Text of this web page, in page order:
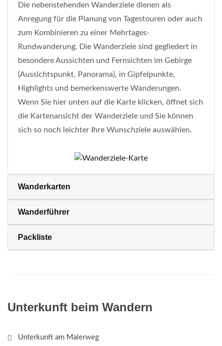
Die nebenstehenden Wanderziele dienen als
Anregung für die Planung von Tagestouren oder auch
zum Kombinieren zu einer Mehrtages-
Rundwanderung. Die Wanderziele sind gegliedert in
besondere Aussichten und Fernsichten im Gebirge
(Aussichtspunkt, Panorama), in Gipfelpunkte,
Highlights und bemerkenswerte Wanderungen.
Wenn Sie hier unten auf die Karte klicken, öffnet sich
die Kartenansicht der Wanderziele und Sie können
sich so noch leichter Ihre Wunschziele auswählen.
Wanderkarten
Wanderführer
Packliste
Unterkunft beim Wandern
Unterkunft am Malerweg